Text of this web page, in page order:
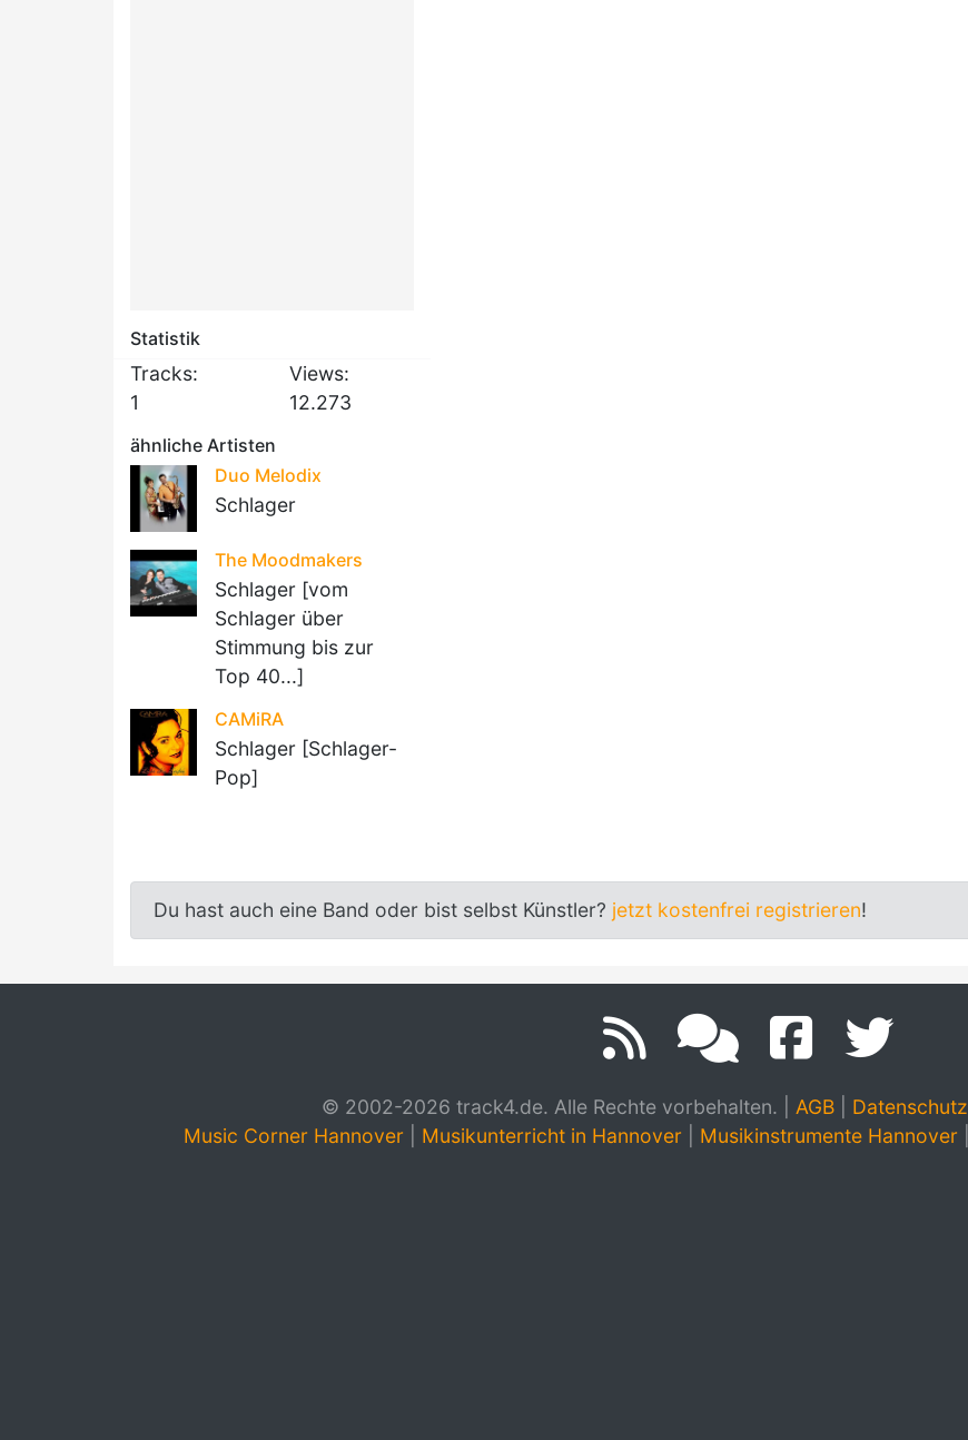
Statistik
Tracks:
1
Views:
12.273
ähnliche Artisten
Duo Melodix
Schlager
The Moodmakers
Schlager [vom
Schlager über
Stimmung bis zur
Top 40...]
CAMiRA
Schlager [Schlager-
Pop]
Du hast auch eine Band oder bist selbst Künstler? jetzt kostenfrei registrieren!
© 2002-2026 track4.de. Alle Rechte vorbehalten. AGB| Datenschutz
Music Corner Hannover
Musikunterricht in Hannover Musikinstrumente Hannover